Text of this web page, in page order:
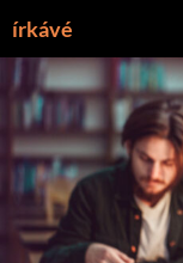
írkávé